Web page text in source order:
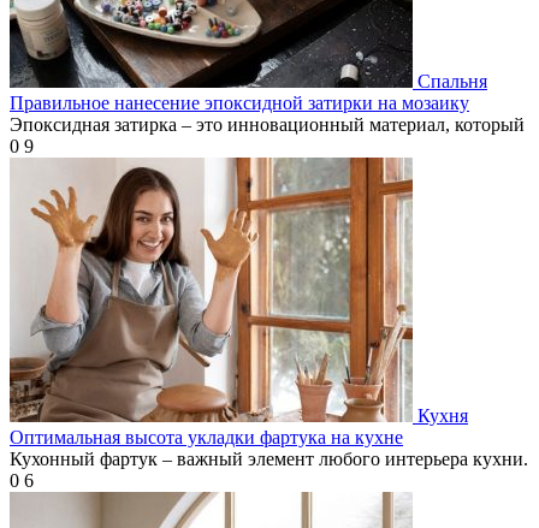
Спальня
Правильное нанесение эпоксидной затирки на мозаику
Эпоксидная затирка – это инновационный материал, который
0 9
Кухня
Оптимальная высота укладки фартука на кухне
Кухонный фартук – важный элемент любого интерьера кухни.
0 6